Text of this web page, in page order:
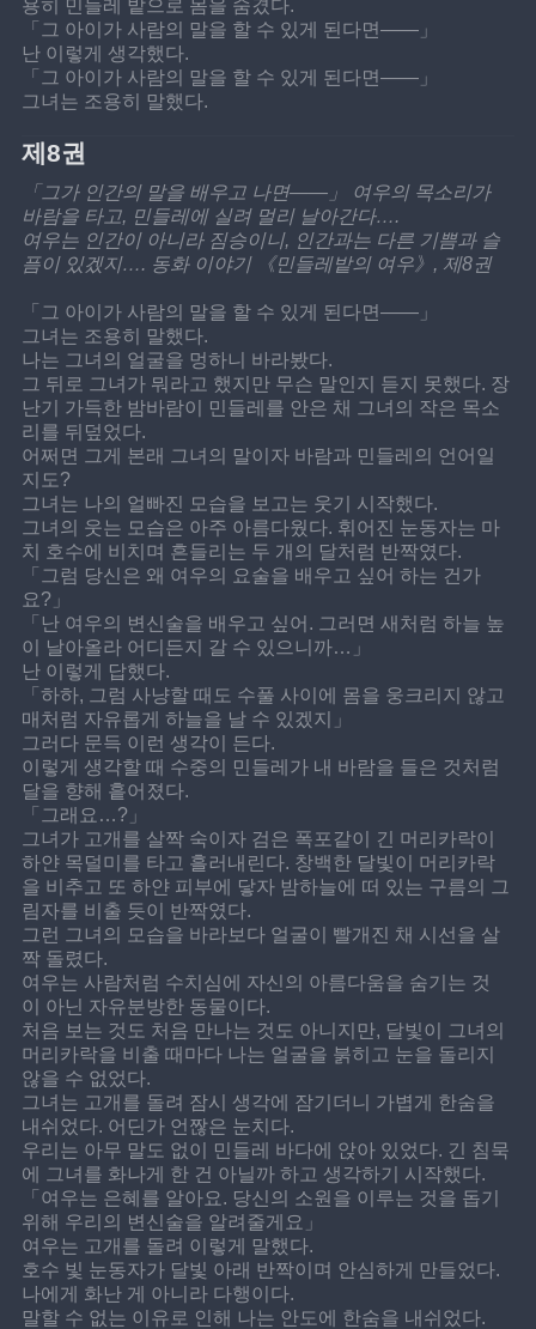
용히 민들레 밭으로 몸을 숨겼다.
「그 아이가 사람의 말을 할 수 있게 된다면——」
난 이렇게 생각했다.
「그 아이가 사람의 말을 할 수 있게 된다면——」
그녀는 조용히 말했다.
제8권
「그가 인간의 말을 배우고 나면——」 여우의 목소리가
바람을 타고, 민들레에 실려 멀리 날아간다….
여우는 인간이 아니라 짐승이니, 인간과는 다른 기쁨과 슬
픔이 있겠지…. 동화 이야기 《민들레밭의 여우》, 제8권
「그 아이가 사람의 말을 할 수 있게 된다면——」
그녀는 조용히 말했다.
나는 그녀의 얼굴을 멍하니 바라봤다.
그 뒤로 그녀가 뭐라고 했지만 무슨 말인지 듣지 못했다. 장
난기 가득한 밤바람이 민들레를 안은 채 그녀의 작은 목소
리를 뒤덮었다.
어쩌면 그게 본래 그녀의 말이자 바람과 민들레의 언어일
지도?
그녀는 나의 얼빠진 모습을 보고는 웃기 시작했다.
그녀의 웃는 모습은 아주 아름다웠다. 휘어진 눈동자는 마
치 호수에 비치며 흔들리는 두 개의 달처럼 반짝였다.
「그럼 당신은 왜 여우의 요술을 배우고 싶어 하는 건가
요?」
「난 여우의 변신술을 배우고 싶어. 그러면 새처럼 하늘 높
이 날아올라 어디든지 갈 수 있으니까…」
난 이렇게 답했다.
「하하, 그럼 사냥할 때도 수풀 사이에 몸을 웅크리지 않고
매처럼 자유롭게 하늘을 날 수 있겠지」
그러다 문득 이런 생각이 든다.
이렇게 생각할 때 수중의 민들레가 내 바람을 들은 것처럼
달을 향해 흩어졌다.
「그래요…?」
그녀가 고개를 살짝 숙이자 검은 폭포같이 긴 머리카락이
하얀 목덜미를 타고 흘러내린다. 창백한 달빛이 머리카락
을 비추고 또 하얀 피부에 닿자 밤하늘에 떠 있는 구름의 그
림자를 비출 듯이 반짝였다.
그런 그녀의 모습을 바라보다 얼굴이 빨개진 채 시선을 살
짝 돌렸다.
여우는 사람처럼 수치심에 자신의 아름다움을 숨기는 것
이 아닌 자유분방한 동물이다.
처음 보는 것도 처음 만나는 것도 아니지만, 달빛이 그녀의
머리카락을 비출 때마다 나는 얼굴을 붉히고 눈을 돌리지
않을 수 없었다.
그녀는 고개를 돌려 잠시 생각에 잠기더니 가볍게 한숨을
내쉬었다. 어딘가 언짢은 눈치다.
우리는 아무 말도 없이 민들레 바다에 앉아 있었다. 긴 침묵
에 그녀를 화나게 한 건 아닐까 하고 생각하기 시작했다.
「여우는 은혜를 알아요. 당신의 소원을 이루는 것을 돕기
위해 우리의 변신술을 알려줄게요」
여우는 고개를 돌려 이렇게 말했다.
호수 빛 눈동자가 달빛 아래 반짝이며 안심하게 만들었다.
나에게 화난 게 아니라 다행이다.
말할 수 없는 이유로 인해 나는 안도에 한숨을 내쉬었다.